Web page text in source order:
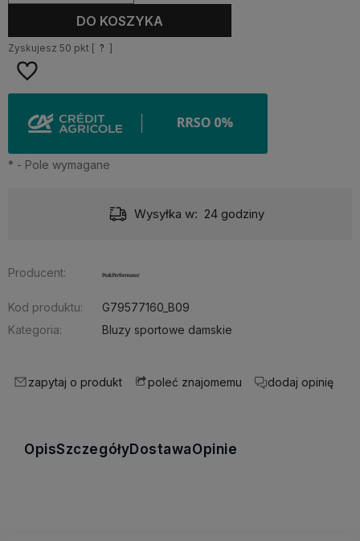
DO KOSZYKA
Zyskujesz 50 pkt [ ? ]
* - Pole wymagane
Dostawa: Darmowa
Producent:
Kod produktu:
G79577160_B09
Kategoria:
Bluzy sportowe damskie
zapytaj o produkt poleć znajomemu dodaj opinię
OpisSzczegółyDostawaOpinie